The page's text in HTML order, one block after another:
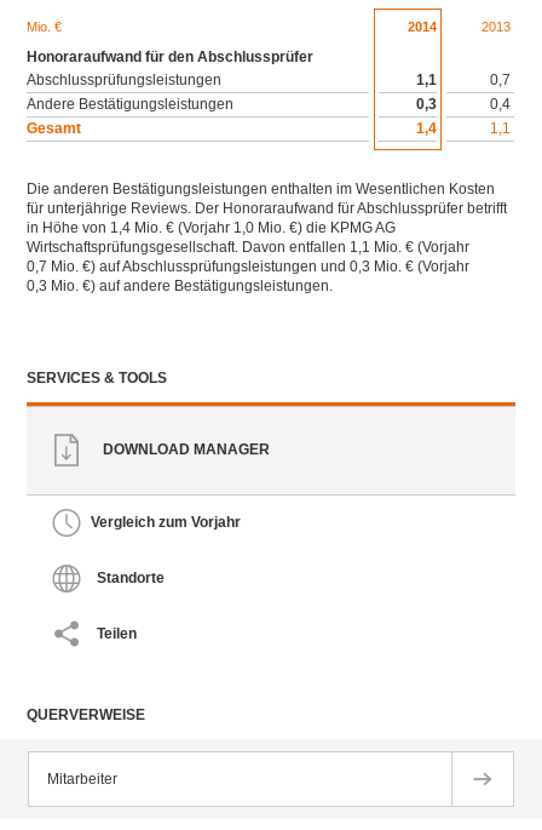
Mio. € 2014 2013
Honoraraufwand für den Abschlussprüfer
Abschlussprüfungsleistungen
1,1
0,7
Andere Bestätigungsleistungen
0,3
0,4
Gesamt
1,4 1,1
Die anderen Bestätigungsleistungen enthalten im Wesentlichen Kosten
für unterjährige Reviews. Der Honoraraufwand für Abschlussprüfer betrifft
in Höhe von 1,4 Mio. € (Vorjahr 1,0 Mio. €) die KPMG AG
Wirtschaftsprüfungsgesellschaft. Davon entfallen 1,1 Mio. € (Vorjahr
0,7 Mio. €) auf Abschlussprüfungsleistungen und 0,3 Mio. € (Vorjahr
0,3 Mio. €) auf andere Bestätigungsleistungen.
SERVICES & TOOLS
DOWNLOAD MANAGER
Vergleich zum Vorjahr
Standorte
Teilen
QUERVERWEISE
Mitarbeiter